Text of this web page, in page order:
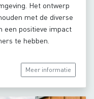
Het ontwerp
met de diverse
een positieve impact
te hebben.
Meer informatie